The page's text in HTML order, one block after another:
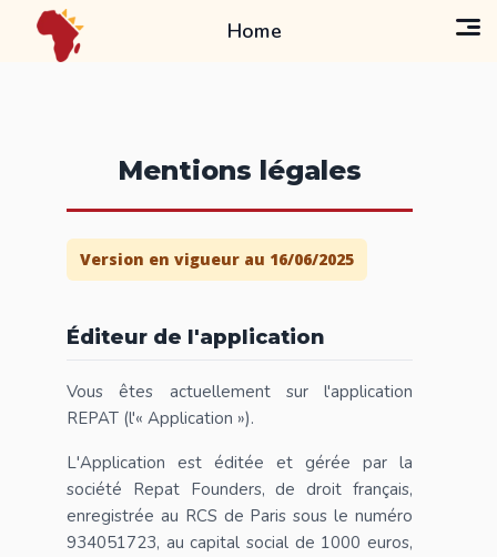
Home
Mentions légales
Version en vigueur au 16/06/2025
Éditeur de l'application
Vous êtes actuellement sur l'application
REPAT (l'« Application »).
L'Application est éditée et gérée par la
société Repat Founders, de droit français,
enregistrée au RCS de Paris sous le numéro
934051723, au capital social de 1000 euros,